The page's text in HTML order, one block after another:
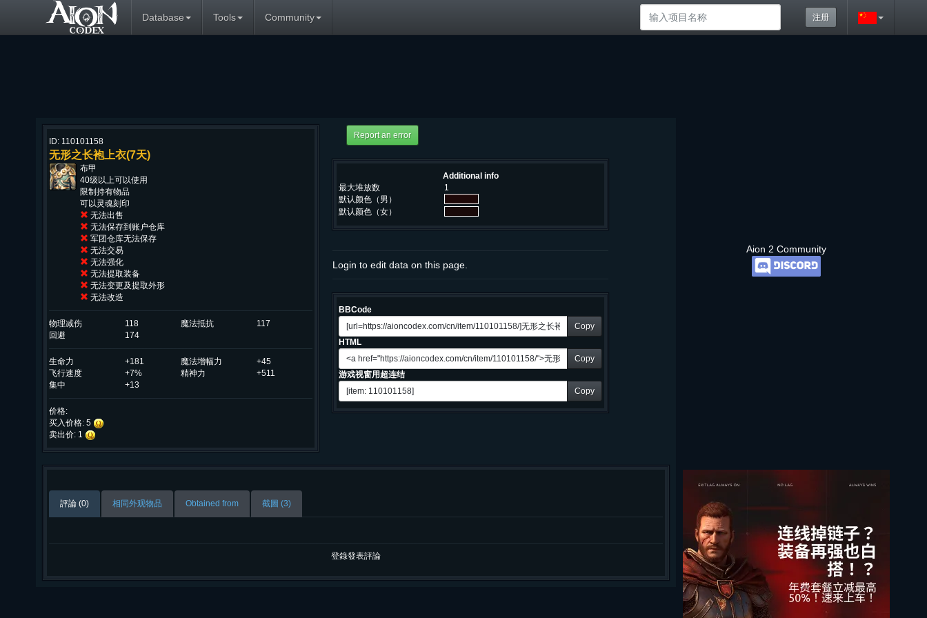
Database Tools Community 注册
Aion 2 Community
ID: 110101158
无形之长袍上衣(7天)
布甲
40级以上可以使用
限制持有物品
可以灵魂刻印
无法出售
无法保存到账户仓库
军团仓库无法保存
无法交易
无法强化
无法提取装备
无法变更及提取外形
无法改造
物理减伤 118 魔法抵抗
117
回避
174
生命力 +181 魔法增幅力
+45
飞行速度
+7% 精神力
+511
集中
+13
价格:
买入价格: 5
卖出价: 1
Additional info
最大堆放数
1
默认颜色（男）
默认颜色（女）
Login to edit data on this page.
BBCode
Copy
HTML
Copy
游戏视窗用超连结
Copy
評論 (0) 相同外观物品 Obtained from 截圖 (3)
登錄發表評論